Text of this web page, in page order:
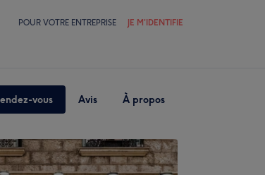
POUR VOTRE ENTREPRISE JE M'IDENTIFIE
vous Avis À propos